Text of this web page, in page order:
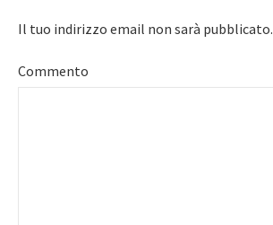
Il tuo indirizzo email non sarà pubblicato.
Commento